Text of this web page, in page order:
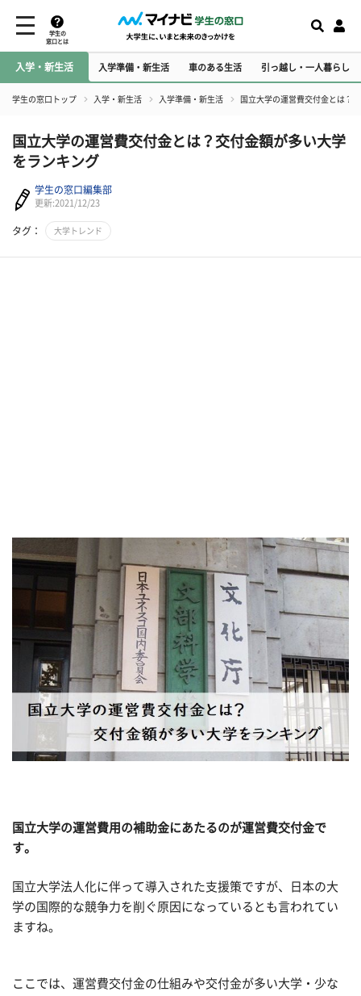
学生の
窓口とは
入学・新生活 入学準備・新生活 車のある生活 引っ越し・一人暮らし
学生の窓口トップ 入学・新生活 入学準備・新生活 国立大学の運営費交付金とは？
国立大学の運営費交付金とは？交付金額が多い大学
をランキング
学生の窓口編集部
更新:2021/12/23
タグ： 大学トレンド
国立大学の運営費用の補助金にあたるのが運営費交付金で
す。
国立大学法人化に伴って導入された支援策ですが、日本の大
学の国際的な競争力を削ぐ原因になっているとも言われてい
ますね。
ここでは、運営費交付金の仕組みや交付金が多い大学・少な